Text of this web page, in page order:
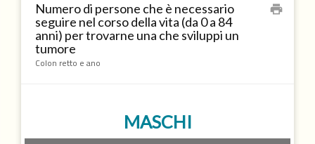
Numero di persone che è necessario
seguire nel corso della vita (da 0 a 84
anni) per trovarne una che sviluppi un
tumore
Colon retto e ano
print
MASCHI